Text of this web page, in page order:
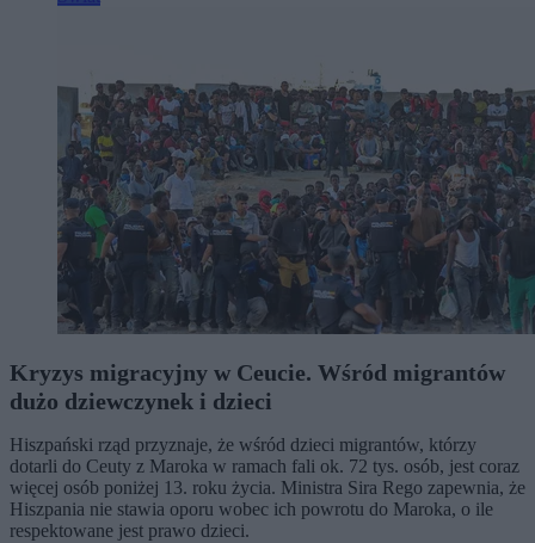
Kryzys migracyjny w Ceucie. Wśród migrantów
dużo dziewczynek i dzieci
Hiszpański rząd przyznaje, że wśród dzieci migrantów, którzy
dotarli do Ceuty z Maroka w ramach fali ok. 72 tys. osób, jest coraz
więcej osób poniżej 13. roku życia. Ministra Sira Rego zapewnia, że
Hiszpania nie stawia oporu wobec ich powrotu do Maroka, o ile
respektowane jest prawo dzieci.